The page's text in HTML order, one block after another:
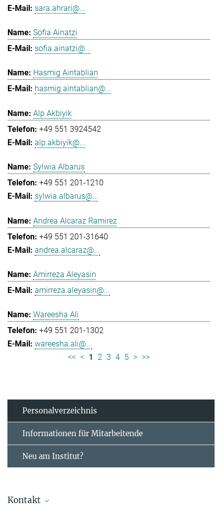
sara.ahrari@...
Sofia Ainatzi
sofia.ainatzi@...
Hasmig Aintablian
hasmig.aintablian@...
Alp Akbiyik
+49 551 3924542
alp.akbiyik@...
Sylwia Albarus
+49 551 201-1210
sylwia.albarus@...
Andrea Alcaraz Ramirez
+49 551 201-31640
andrea.alcaraz@...
Amirreza Aleyasin
amirreza.aleyasin@...
Wareesha Ali
+49 551 201-1302
wareesha.ali@...
<< < 1 2 3 4 5 > >>
Personal­verzeichnis
Informationen für Mitarbeitende
Neu am Institut?
Kontakt